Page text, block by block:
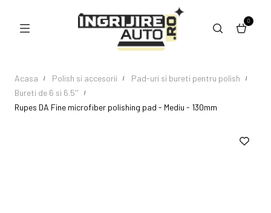
0
Acasa Polish si accesorii
Pad-uri si bureti pentru polish
Bureti de 6 si 6.5''
Rupes DA Fine microfiber polishing pad - Mediu - 130mm